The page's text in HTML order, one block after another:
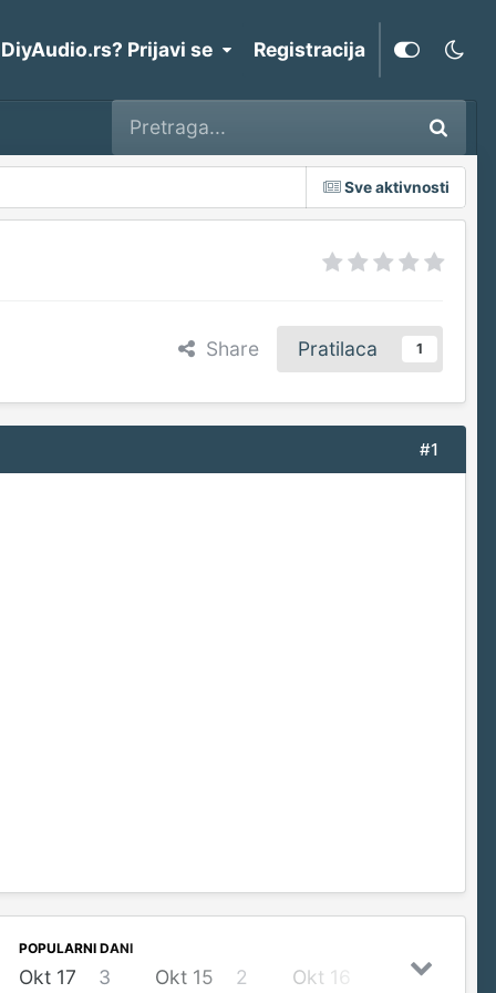
Prijavi se Registracija
Sve aktivnosti
Share Pratilaca 1
#1
POPULARNI DANI
Okt 17 3 Okt 15 2 Okt 16